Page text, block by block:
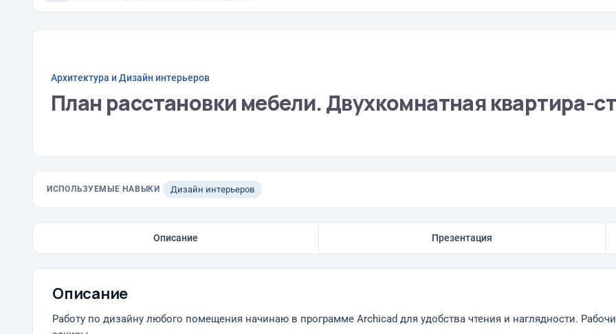
Архитектура и Дизайн интерьеров
План расстановки мебели. Двухкомнатная квартира-
ИСПОЛЬЗУЕМЫЕ НАВЫКИ Дизайн интерьеров
Описание Презентация
Описание
Работу по дизайну любого помещения начинаю в программе Archicad для удобства чтения и наглядности.